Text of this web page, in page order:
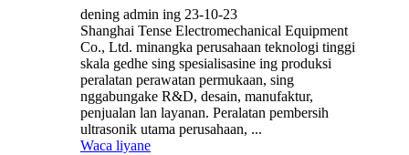
dening admin ing 23-10-23
Shanghai Tense Electromechanical Equipment
Co., Ltd. minangka perusahaan teknologi tinggi
skala gedhe sing spesialisasine ing produksi
peralatan perawatan permukaan, sing
nggabungake R&D, desain, manufaktur,
penjualan lan layanan. Peralatan pembersih
ultrasonik utama perusahaan, ...
Waca liyane